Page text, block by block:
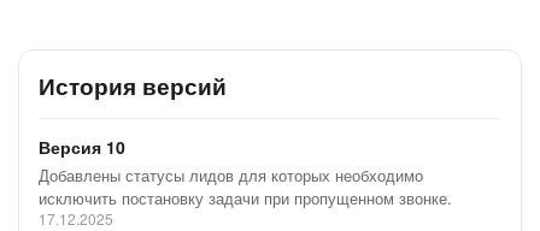
История версий
Версия 10
Добавлены статусы лидов для которых необходимо
исключить постановку задачи при пропущенном звонке.
17.12.2025